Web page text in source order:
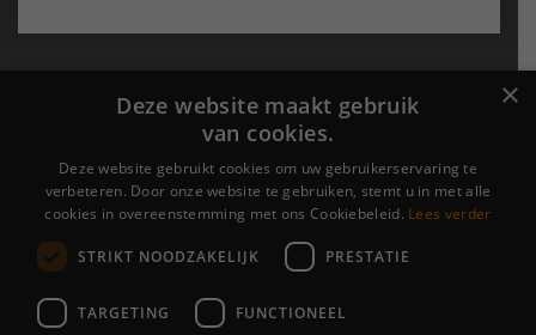
›Over ons
›Portfolio
›Contact
Algemene voorwaarden |Cookieverklaring &
Privacyverklaring
×
Deze website maakt gebruik
van cookies.
Deze website gebruikt cookies om uw gebruikerservaring te
verbeteren. Door onze website te gebruiken, stemt u in met alle
cookies in overeenstemming met ons Cookiebeleid. Lees verder
STRIKT NOODZAKELIJK PRESTATIE
TARGETING FUNCTIONEEL